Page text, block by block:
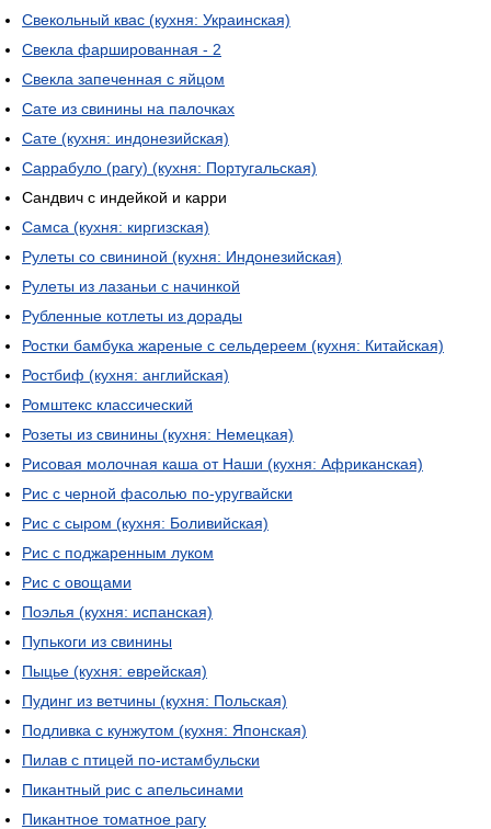
Свекольный квас (кухня: Украинская)
Свекла фаршированная - 2
Свекла запеченная с яйцом
Сате из свинины на палочках
Сате (кухня: индонезийская)
Саррабуло (рагу) (кухня: Португальская)
Сандвич с индейкой и карри
Самса (кухня: киргизская)
Рулеты со свининой (кухня: Индонезийская)
Рулеты из лазаньи с начинкой
Рубленные котлеты из дорады
Ростки бамбука жареные с сельдереем (кухня: Китайская)
Ростбиф (кухня: английская)
Ромштекс классический
Розеты из свинины (кухня: Немецкая)
Рисовая молочная каша от Наши (кухня: Африканская)
Рис с черной фасолью по-уругвайски
Рис с сыром (кухня: Боливийская)
Рис с поджаренным луком
Рис с овощами
Поэлья (кухня: испанская)
Пупькоги из свинины
Пыцье (кухня: еврейская)
Пудинг из ветчины (кухня: Польская)
Подливка с кунжутом (кухня: Японская)
Пилав с птицей по-истамбульски
Пикантный рис с апельсинами
Пикантное томатное рагу